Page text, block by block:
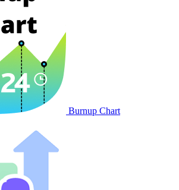
Burnup Chart